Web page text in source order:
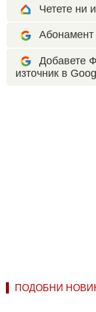
Четете ни
Абонамент
Добавете
източник в
ПОДОБНИ